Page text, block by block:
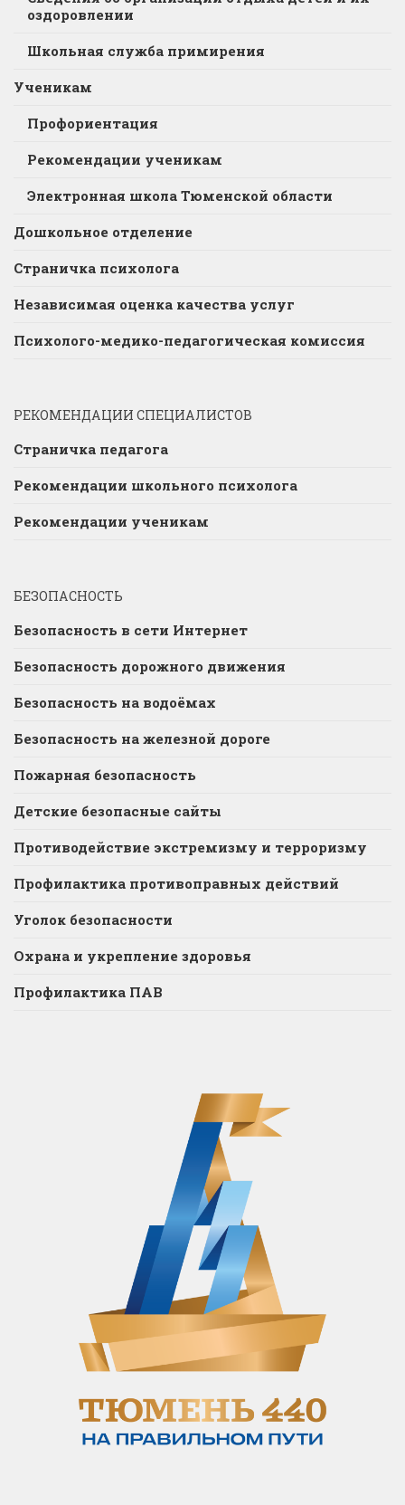
оздоровлении
Школьная служба примирения
Ученикам
Профориентация
Рекомендации ученикам
Электронная школа Тюменской области
Дошкольное отделение
Страничка психолога
Независимая оценка качества услуг
Психолого-медико-педагогическая комиссия
РЕКОМЕНДАЦИИ СПЕЦИАЛИСТОВ
Страничка педагога
Рекомендации школьного психолога
Рекомендации ученикам
БЕЗОПАСНОСТЬ
Безопасность в сети Интернет
Безопасность дорожного движения
Безопасность на водоёмах
Безопасность на железной дороге
Пожарная безопасность
Детские безопасные сайты
Противодействие экстремизму и терроризму
Профилактика противоправных действий
Уголок безопасности
Охрана и укрепление здоровья
Профилактика ПАВ